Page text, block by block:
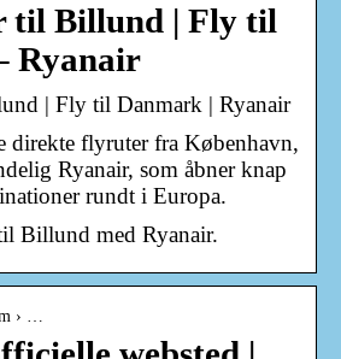
til Billund | Fly til
Ryanair
| Fly til Danmark | Ryanair
direkte flyruter fra København,
Ryanair, som åbner knap
rundt i Europa.
Billund med Ryanair.
› …